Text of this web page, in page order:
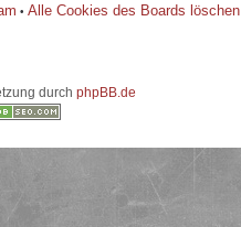
• Alle Cookies des Boards löschen
durch phpBB.de